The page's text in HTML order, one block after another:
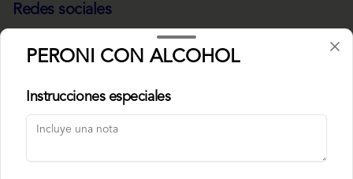
Redes sociales
Iniciar sesión
PERONI CON ALCOHOL
Instrucciones especiales